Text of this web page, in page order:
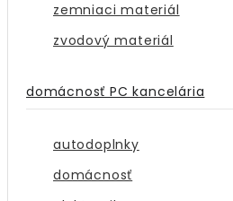
zemniaci materiál
zvodový materiál
domácnosť PC kancelária
autodoplnky
domácnosť